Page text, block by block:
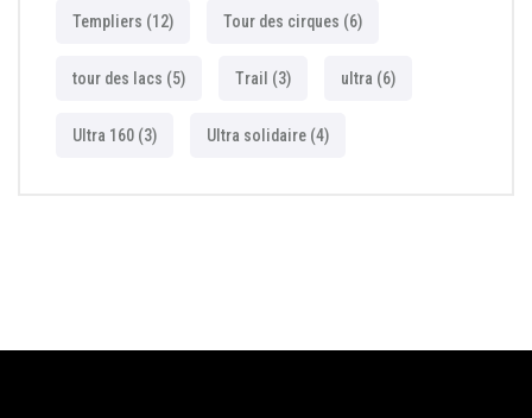
Templiers (12) Tour des cirques (6)
tour des lacs (5) Trail (3) ultra (6)
Ultra 160 (3) Ultra solidaire (4)